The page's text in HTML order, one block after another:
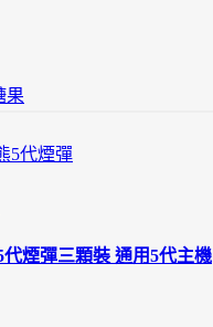
果
煙彈三顆裝 通用5代主機